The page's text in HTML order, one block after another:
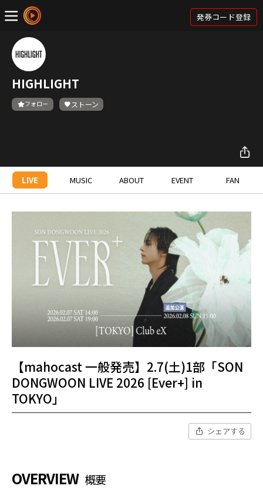
発券コード登録
HIGHLIGHT
フォロー ストーン
LIVE MUSIC ABOUT EVENT FAN
【mahocast 一般発売】2.7(土)1部「SON
DONGWOON LIVE 2026 [Ever+] in
TOKYO」
シェアする
OVERVIEW 概要